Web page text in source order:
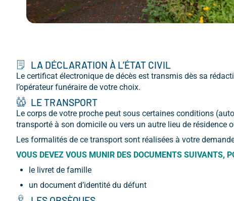
LA DÉCLARATION À L’ÉTAT CIVIL
Le certificat électronique de décès est transmis dès sa
l’opérateur funéraire de votre choix.
LE TRANSPORT
Le corps de votre proche peut sous certaines conditions
transporté à son domicile ou vers un autre lieu de résidence
Les formalités de ce transport sont réalisées à votre
VOUS DEVEZ VOUS MUNIR DES DOCUMENTS SUIVANTS,
le livret de famille
un document d’identité du défunt